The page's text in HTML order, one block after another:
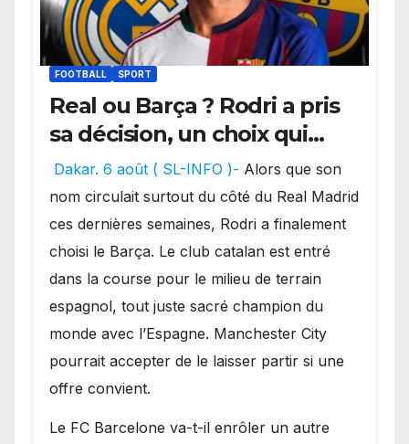
FOOTBALL SPORT
Real ou Barça ? Rodri a pris
sa décision, un choix qui
pourrait faire grand bruit
sur le marché des
transferts.
Dakar. 6 août ( SL-INFO )- Alors que son
nom circulait surtout du côté du Real Madrid
ces dernières semaines, Rodri a finalement
choisi le Barça. Le club catalan est entré
dans la course pour le milieu de terrain
espagnol, tout juste sacré champion du
monde avec l’Espagne. Manchester City
pourrait accepter de le laisser partir si une
offre convient.
​Le FC Barcelone va-t-il enrôler un autre